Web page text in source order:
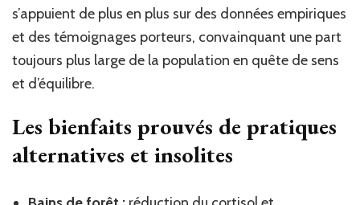
s’appuient de plus en plus sur des données empiriques
et des témoignages porteurs, convainquant une part
toujours plus large de la population en quête de sens
et d’équilibre.
Les bienfaits prouvés de pratiques
alternatives et insolites